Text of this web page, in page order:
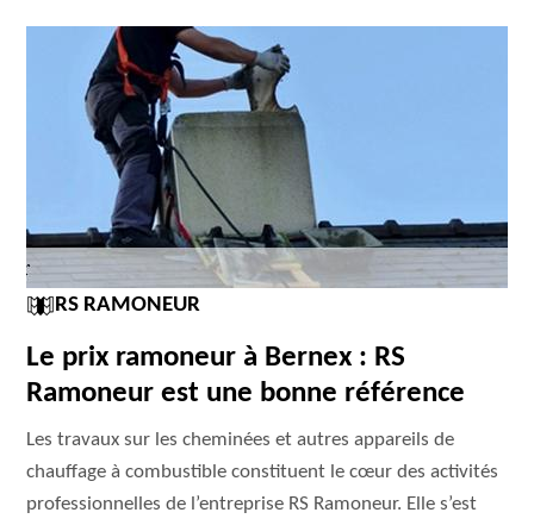
RS RAMONEUR
Le prix ramoneur à Bernex : RS
Ramoneur est une bonne référence
Les travaux sur les cheminées et autres appareils de
chauffage à combustible constituent le cœur des activités
professionnelles de l’entreprise RS Ramoneur. Elle s’est